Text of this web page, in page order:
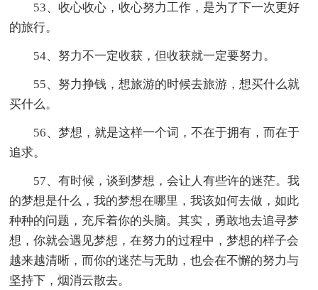
53、收心收心，收心努力工作，是为了下一次更好
的旅行。
54、努力不一定收获，但收获就一定要努力。
55、努力挣钱，想旅游的时候去旅游，想买什么就
买什么。
56、梦想，就是这样一个词，不在于拥有，而在于
追求。
57、有时候，谈到梦想，会让人有些许的迷茫。我
的梦想是什么，我的梦想在哪里，我该如何去做，如此
种种的问题，充斥着你的头脑。其实，勇敢地去追寻梦
想，你就会遇见梦想，在努力的过程中，梦想的样子会
越来越清晰，而你的迷茫与无助，也会在不懈的努力与
坚持下，烟消云散去。